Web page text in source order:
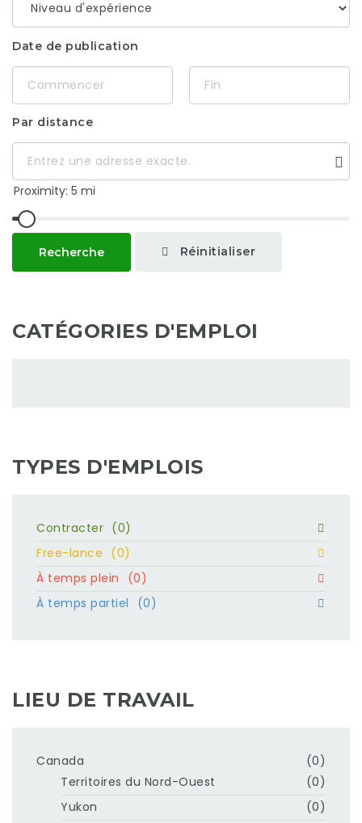
Date de publication
Par distance
Recherche Réinitialiser
CATÉGORIES D'EMPLOI
TYPES D'EMPLOIS
Contracter (0)
Free-lance (0)
À temps plein
(0)
À temps partiel
(0)
LIEU DE TRAVAIL
Canada
(0)
Territoires du Nord-Ouest
(0)
Yukon
(0)